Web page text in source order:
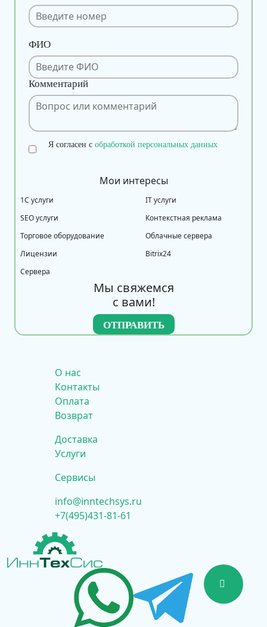
ФИО
Комментарий
Я согласен с обработкой персональных данных
Мои интересы
1С услуги
IT услуги
SEO услуги
Контекстная реклама
Торговое оборудование
Облачные сервера
Лицензии
Bitrix24
Сервера
Мы свяжемся
с вами!
О нас
Контакты
Оплата
Возврат
Доставка
Услуги
Сервисы
info@inntechsys.ru
+7(495)431-81-61